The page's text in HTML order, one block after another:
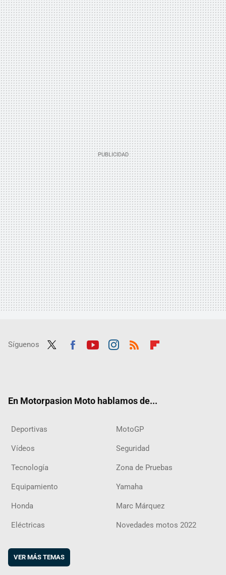
Síguenos
En Motorpasion Moto hablamos de...
Deportivas MotoGP
Vídeos Seguridad
Tecnología Zona de Pruebas
Equipamiento Yamaha
Honda Marc Márquez
Eléctricas Novedades motos 2022
VER MÁS TEMAS